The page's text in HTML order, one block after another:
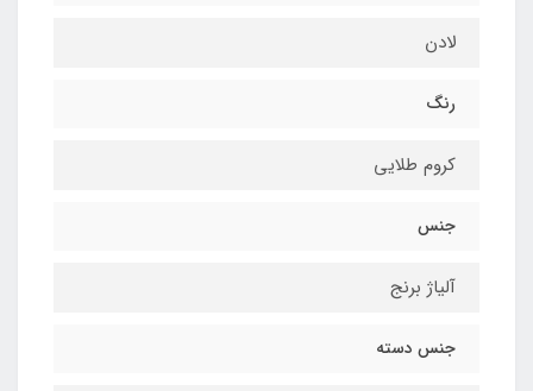
لادن
رنگ
کروم طلایی
جنس
آلیاژ برنج
جنس دسته